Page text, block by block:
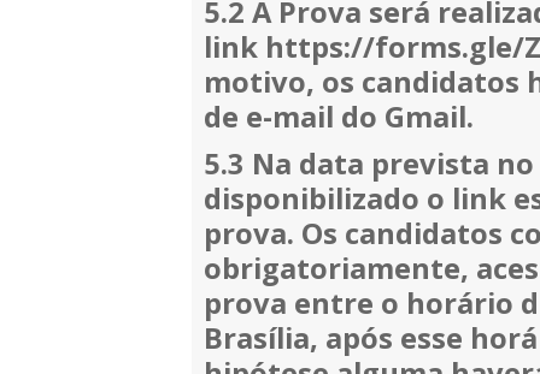
5.2 A Prova será
link https://forms.gle/
motivo, os candidatos
de e-mail do Gmail.
5.3 Na data prevista
disponibilizado o link
prova. Os candidatos
obrigatoriamente,
prova entre o horário
Brasília, após esse